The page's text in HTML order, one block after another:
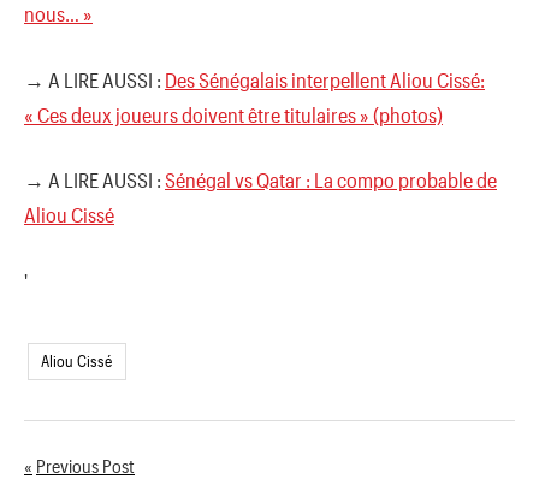
nous… »
→ A LIRE AUSSI : Des Sénégalais interpellent Aliou Cissé:
« Ces deux joueurs doivent être titulaires » (photos)
→ A LIRE AUSSI : Sénégal vs Qatar : La compo probable de
Aliou Cissé
'
Aliou Cissé
Previous Post